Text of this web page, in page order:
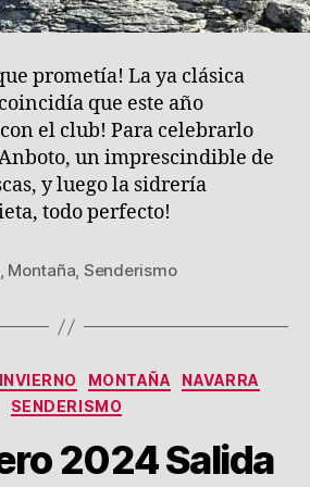
prometía! La ya clásica
que este año
el club! Para celebrarlo
un imprescindible de
y luego la sidrería
todo perfecto!
, Montaña, Senderismo
Categorías
INVIERNO MONTAÑA
NAVARRA
SENDERISMO
2024 Salida